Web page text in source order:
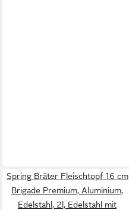
Spring Bräter Fleischtopf 16 cm
Brigade Premium, Aluminium,
Edelstahl, 2l, Edelstahl mit